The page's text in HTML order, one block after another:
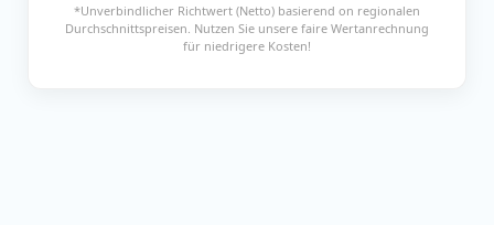
*Unverbindlicher Richtwert (Netto) basierend on regionalen
Durchschnittspreisen. Nutzen Sie unsere faire Wertanrechnung
für niedrigere Kosten!